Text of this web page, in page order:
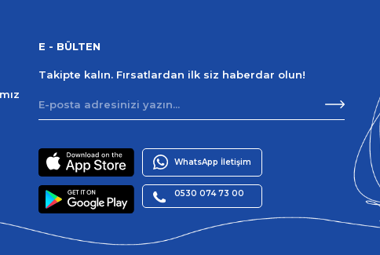
E - BÜLTEN
Takipte kalın. Fırsatlardan ilk siz haberdar olun!
WhatsApp İletişim
0530 074 73 00